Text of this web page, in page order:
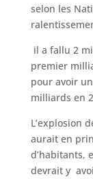
selon les
il a fallu 2
premier
pour avoir
milliards en
L’explosion
aurait en
d’habitants,
devrait y